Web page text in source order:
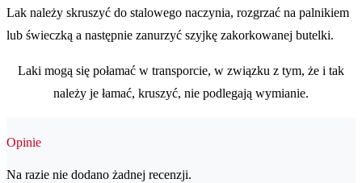
Lak należy skruszyć do stalowego naczynia, rozgrzać na palnikiem
lub świeczką a następnie zanurzyć szyjkę zakorkowanej butelki.
Laki mogą się połamać w transporcie, w związku z tym, że i tak
należy je łamać, kruszyć, nie podlegają wymianie.
Opinie
Na razie nie dodano żadnej recenzji.